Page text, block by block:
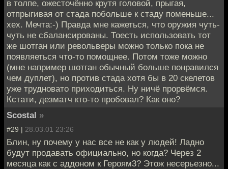
в толпе, ожесточённо крутя головой, прыгая,
отпрыгивая от стада побольше к стаду поменьше...
хех. Мечта:-) Правда мне кажеться, что оружия чуть-
чуть не сбалансированы. Тоесть использовать тот
же шотган или револьверы можно только пока не
появляеться что-то помощнее. Потом тоже можно
(мне например шотган обычный больше понравился
чем дуплет), но против стада хотя бы в 20 скелетов
уже трудновато приходиться. Ну ничё прорвёмся.
Кстати, дезматч кто-то пробовал? Как оно?
Scostal »
#29 | 28.03.01 23:26
Блин, ну почему у нас все не как у людей! Ладно
будут продавать официально, но когда? Через 2
месяца как с аддоном к Героям3? Этож несерьезно...